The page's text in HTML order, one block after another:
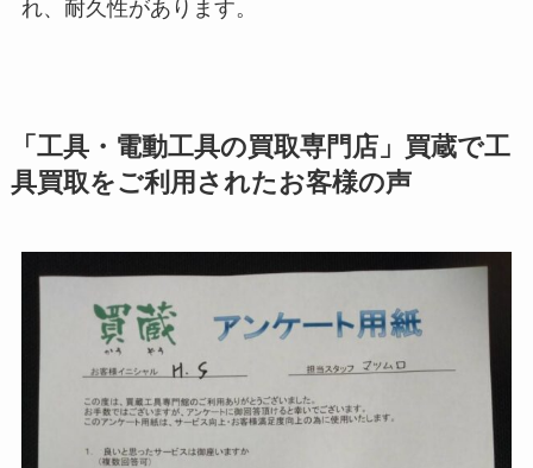
れ、耐久性があります。
「工具・電動工具の買取専門店」買蔵で工
具買取をご利用されたお客様の声